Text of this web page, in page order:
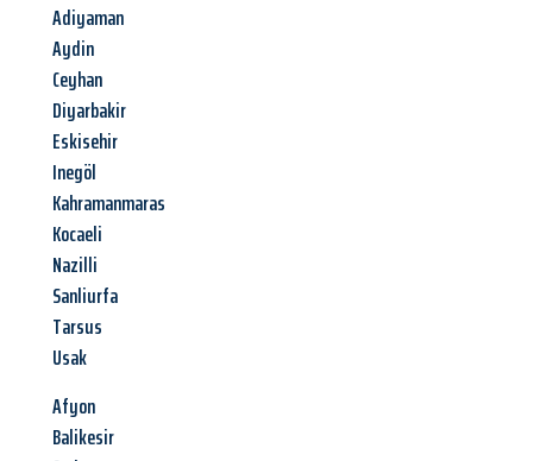
Adiyaman
Aydin
Ceyhan
Diyarbakir
Eskisehir
Inegöl
Kahramanmaras
Kocaeli
Nazilli
Sanliurfa
Tarsus
Usak
Afyon
Balikesir